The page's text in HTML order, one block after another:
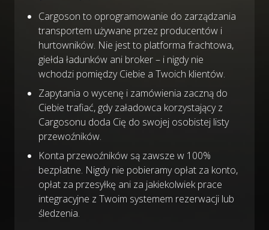
Cargoson to oprogramowanie do zarządzania
transportem używane przez producentów i
hurtowników. Nie jest to platforma frachtowa,
giełda ładunków ani broker – i nigdy nie
wchodzi pomiędzy Ciebie a Twoich klientów.
Zapytania o wycenę i zamówienia zaczną do
Ciebie trafiać, gdy załadowca korzystający z
Cargosonu doda Cię do swojej osobistej listy
przewoźników.
Konta przewoźników są zawsze w 100%
bezpłatne. Nigdy nie pobieramy opłat za konto,
opłat za przesyłkę ani za jakiekolwiek prace
integracyjne z Twoim systemem rezerwacji lub
śledzenia.